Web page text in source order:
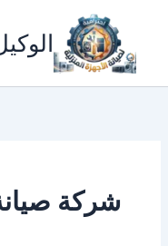
المحتوى
شركة